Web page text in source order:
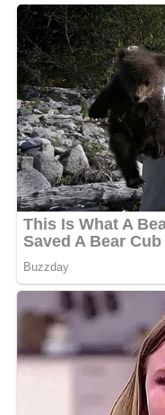
Das Rezept ergibt
Zutaten für
Waffeln
125 g Butter oder
3 Eßlöffel Zucker
2 Eier
250 g Mehl
1 Tasse Wasser (1/8
1 Tasse Milch (1/8
1/2 Päckchen
1 Päckchen
Abonniere jetzt